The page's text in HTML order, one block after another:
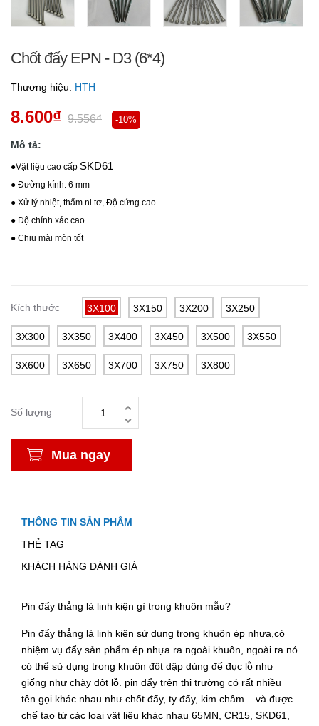
Chốt đẩy EPN - D3 (6*4)
Thương hiệu: HTH
8.600₫ 9.556₫ -10%
Mô tả:
●Vật liệu cao cấp SKD61
● Đường kính: 6 mm
● Xử lý nhiệt, thấm ni tơ, Độ cứng cao
● Độ chính xác cao
● Chịu mài mòn tốt
Kích thước 3X100 3X150 3X200 3X250
3X300 3X350 3X400 3X450 3X500 3X550
3X600 3X650 3X700 3X750 3X800
Số lượng
Mua ngay
THÔNG TIN SẢN PHẨM
THẺ TAG
KHÁCH HÀNG ĐÁNH GIÁ
Pin đẩy thẳng là linh kiện gì trong khuôn mẫu?
Pin đẩy thẳng là linh kiện sử dụng trong khuôn ép nhựa,có
nhiệm vụ đẩy sản phẩm ép nhựa ra ngoài khuôn, ngoài ra nó
có thể sử dụng trong khuôn đôt dập dùng để đục lỗ như
giống như chày đột lỗ. pin đẩy trên thị trường có rất nhiều
tên gọi khác nhau như chốt đẩy, ty đẩy, kim châm... và được
chế tạo từ các loại vật liệu khác nhau 65MN, CR15, SKD61,